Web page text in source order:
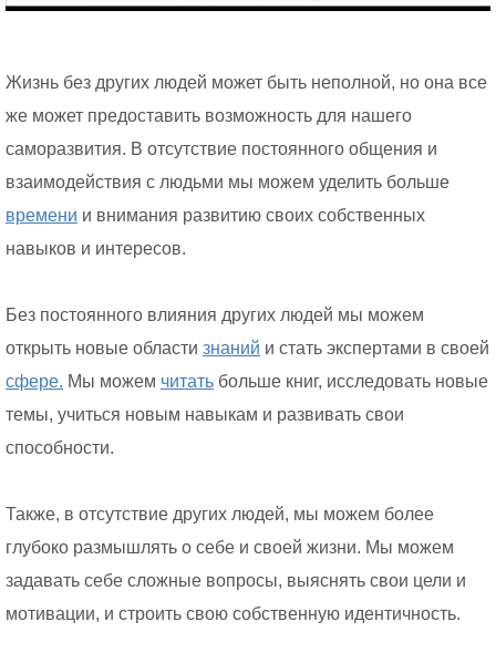
Жизнь без других людей может быть неполной, но она все
же может предоставить возможность для нашего
саморазвития. В отсутствие постоянного общения и
взаимодействия с людьми мы можем уделить больше
времени и внимания развитию своих собственных
навыков и интересов.
Без постоянного влияния других людей мы можем
открыть новые области знаний и стать экспертами в своей
сфере. Мы можем читать больше книг, исследовать новые
темы, учиться новым навыкам и развивать свои
способности.
Также, в отсутствие других людей, мы можем более
глубоко размышлять о себе и своей жизни. Мы можем
задавать себе сложные вопросы, выяснять свои цели и
мотивации, и строить свою собственную идентичность.